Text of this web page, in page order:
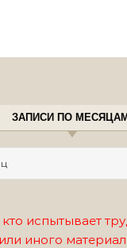
ЗАПИСИ ПО МЕСЯЦАМ
испытывает
иного